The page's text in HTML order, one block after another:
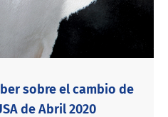
sobre el cambio de
de Abril 2020